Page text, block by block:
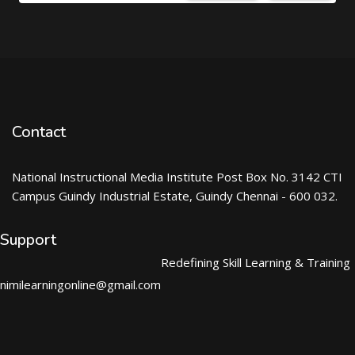
Contact
National Instructional Media Institute Post Box No. 3142 CTI
Campus Guindy Industrial Estate, Guindy Chennai - 600 032.
Support
nimilearningonline@gmail.com
Redefining Skill Learning & Training